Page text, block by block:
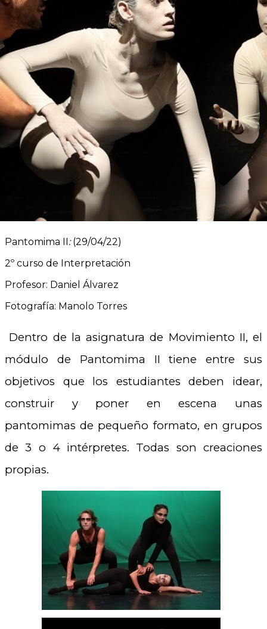
Imágenes «Pantomima II»
Pantomima II :(29/04/22)
2º curso de Interpretación
Profesor: Daniel Álvarez
Fotografía: Manolo Torres
Dentro de la asignatura de Movimiento II, el
módulo de Pantomima II tiene entre sus
objetivos que los estudiantes deben idear,
construir y poner en escena unas
pantomimas de pequeño formato, en grupos
de 3 o 4 intérpretes. Todas son creaciones
propias.